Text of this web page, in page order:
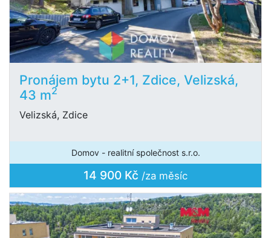
Pronájem bytu 2+1, Zdice, Velizská,
43 m2
Velizská, Zdice
Domov - realitní společnost s.r.o.
14 900 Kč /za měsíc